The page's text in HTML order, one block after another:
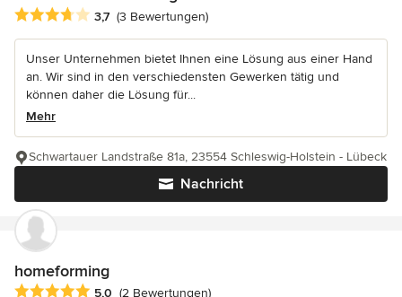
Durchschnittliche Bewertung: 3.7 von 5 Sternen
3,7 (3 Bewertungen)
Unser Unternehmen bietet Ihnen eine Lösung aus einer Hand
an. Wir sind in den verschiedensten Gewerken tätig und
können daher die Lösung für...
Mehr
Nachricht
Schwartauer Landstraße 81a, 23554 Schleswig-Holstein - Lübeck
homeforming
Durchschnittliche Bewertung: 5 von 5 Sternen
5,0 (2 Bewertungen)